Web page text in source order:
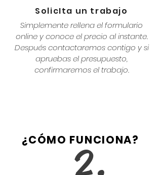
SolicIta un trabajo
Simplemente rellena el formulario
online y conoce el precio al instante.
Después contactaremos contigo y si
apruebas el presupuesto,
confirmaremos el trabajo.
¿CÓMO FUNCIONA?
2.